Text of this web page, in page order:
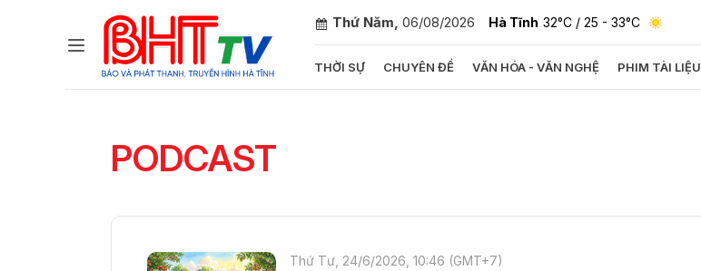
Thứ Năm, 06/08/2026 Hà Tĩnh 32°C / 25 - 33°C
THỜI SỰ CHUYÊN ĐỀ VĂN HÓA - VĂN NGHỆ PHIM TÀI LIỆU
PODCAST
Thứ Tư, 24/6/2026, 10:46 (GMT+7)
Gửi bình luận